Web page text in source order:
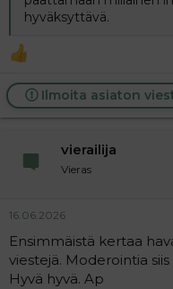
hyväksyttävä.
Ilmoita asiaton
vierailija
Vieras
16.06.2026
Ensimmäistä kertaa
viestejä. Moderointia
Hyvä hyvä. Ap